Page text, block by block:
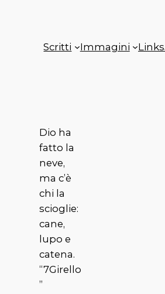
Scritti Immagini Links
Dio ha
fatto la
neve,
ma c’è
chi la
scioglie:
cane,
lupo e
catena.
“7Girello
”